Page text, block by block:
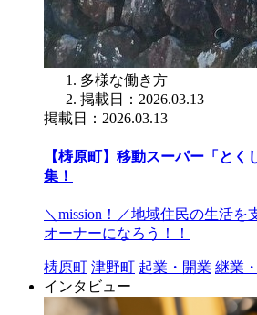
多様な働き方
掲載日：2026.03.13
掲載日：2026.03.13
【梼原町】移動スーパー「とく
集！
＼mission！／地域住民の生活を
オーナーになろう！！
梼原町 津野町 起業・開業 継業
インタビュー